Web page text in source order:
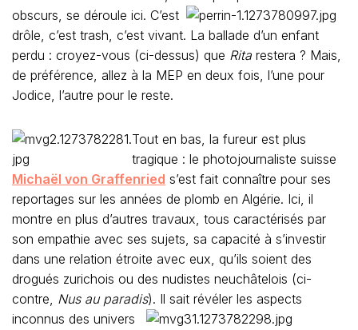
obscurs, se déroule ici. C’est
drôle, c’est trash, c’est vivant. La ballade d’un enfant
perdu : croyez-vous (ci-dessus) que Rita restera ? Mais,
de préférence, allez à la MEP en deux fois, l’une pour
Jodice, l’autre pour le reste.
Tout en bas, la fureur est plus
tragique : le photojournaliste suisse
Michaël von Graffenried s’est fait connaître pour ses
reportages sur les années de plomb en Algérie. Ici, il
montre en plus d’autres travaux, tous caractérisés par
son empathie avec ses sujets, sa capacité à s’investir
dans une relation étroite avec eux, qu’ils soient des
drogués zurichois ou des nudistes neuchâtelois (ci-
contre, Nus au paradis). Il sait révéler les aspects
inconnus des univers